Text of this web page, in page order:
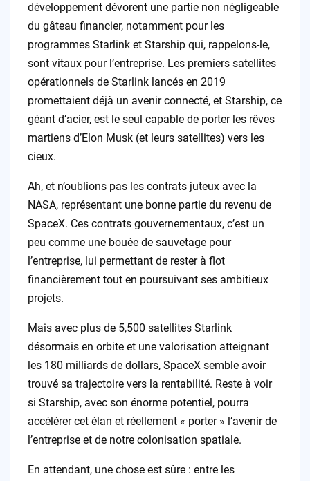
développement dévorent une partie non négligeable
du gâteau financier, notamment pour les
programmes Starlink et Starship qui, rappelons-le,
sont vitaux pour l’entreprise. Les premiers satellites
opérationnels de Starlink lancés en 2019
promettaient déjà un avenir connecté, et Starship, ce
géant d’acier, est le seul capable de porter les rêves
martiens d’Elon Musk (et leurs satellites) vers les
cieux.
Ah, et n’oublions pas les contrats juteux avec la
NASA, représentant une bonne partie du revenu de
SpaceX. Ces contrats gouvernementaux, c’est un
peu comme une bouée de sauvetage pour
l’entreprise, lui permettant de rester à flot
financièrement tout en poursuivant ses ambitieux
projets.
Mais avec plus de 5,500 satellites Starlink
désormais en orbite et une valorisation atteignant
les 180 milliards de dollars, SpaceX semble avoir
trouvé sa trajectoire vers la rentabilité. Reste à voir
si Starship, avec son énorme potentiel, pourra
accélérer cet élan et réellement « porter » l’avenir de
l’entreprise et de notre colonisation spatiale.
En attendant, une chose est sûre : entre les